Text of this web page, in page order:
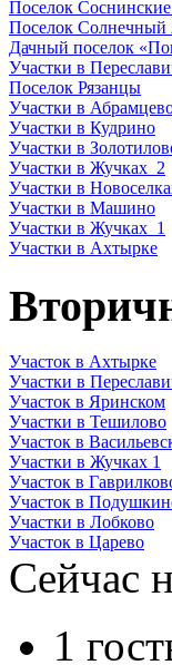
Поселок Соснинские
Поселок Солнечный
Дачный поселок
Участки в
Поселок Рязанцы
Участки в
Участки в Кудрино
Участки в
Участки в Жучках_2
Участки в
Участки в Машино
Участки в Жучках_1
Участки в Ахтырке
Участок в Ахтырке
Участки в
Участок в Яринском
Участки в Тешилово
Участок в
Участки в Жучках 1
Участок в
Участок в
Участки в Лобково
Участок в Царево
Сейчас
1